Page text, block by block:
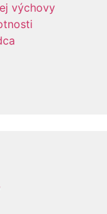
výchovy